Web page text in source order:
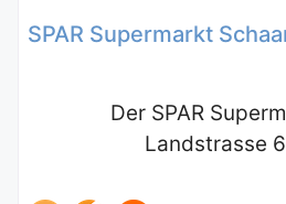
SPAR Supermarkt
Der SPAR
Landstrasse